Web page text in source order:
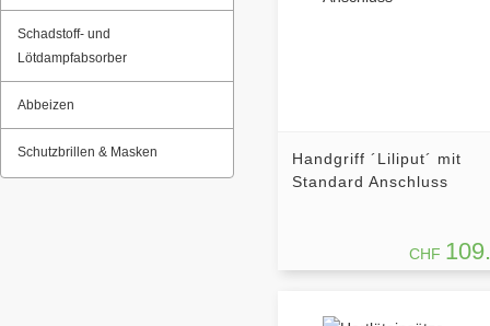
Schadstoff- und
Lötdampfabsorber
Abbeizen
Schutzbrillen & Masken
Handgriff ´Liliput´ mit
Standard Anschluss
CHF